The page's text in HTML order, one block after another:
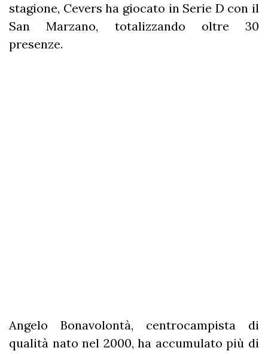
stagione, Cevers ha giocato in Serie D con il
San Marzano, totalizzando oltre 30
presenze.
Angelo Bonavolontà, centrocampista di
qualità nato nel 2000, ha accumulato più di